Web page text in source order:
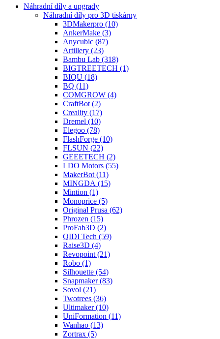
Náhradní díly a upgrady
Náhradní díly pro 3D tiskárny
3DMakerpro (10)
AnkerMake (3)
Anycubic (87)
Artillery (23)
Bambu Lab (318)
BIGTREETECH (1)
BIQU (18)
BQ (11)
COMGROW (4)
CraftBot (2)
Creality (17)
Dremel (10)
Elegoo (78)
FlashForge (10)
FLSUN (22)
GEEETECH (2)
LDO Motors (55)
MakerBot (11)
MINGDA (15)
Mintion (1)
Monoprice (5)
Original Prusa (62)
Phrozen (15)
ProFab3D (2)
QIDI Tech (59)
Raise3D (4)
Revopoint (21)
Robo (1)
Silhouette (54)
Snapmaker (83)
Sovol (21)
Twotrees (36)
Ultimaker (10)
UniFormation (11)
Wanhao (13)
Zortrax (5)